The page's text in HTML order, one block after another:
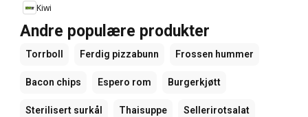
Kiwi
Andre populære produkter
Torrboll Ferdig pizzabunn Frossen hummer
Bacon chips Espero rom Burgerkjøtt
Sterilisert surkål Thaisuppe Sellerirotsalat